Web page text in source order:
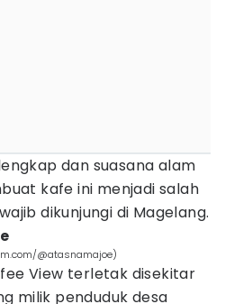
dan suasana alam
kafe ini menjadi salah
dikunjungi di Magelang.
@atasnamajoe)
View terletak disekitar
milik penduduk desa